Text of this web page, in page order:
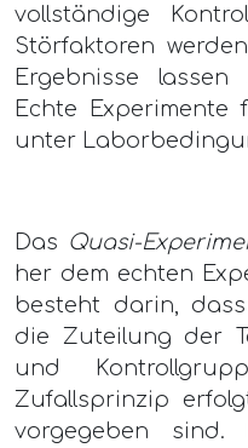
vollständige
Störfaktoren
Ergebnisse
Echte Experimente
unter
Das Quasi-
her dem echten
besteht darin,
die Zuteilung der
und
Zufallsprinzip
vorgegeben sind.